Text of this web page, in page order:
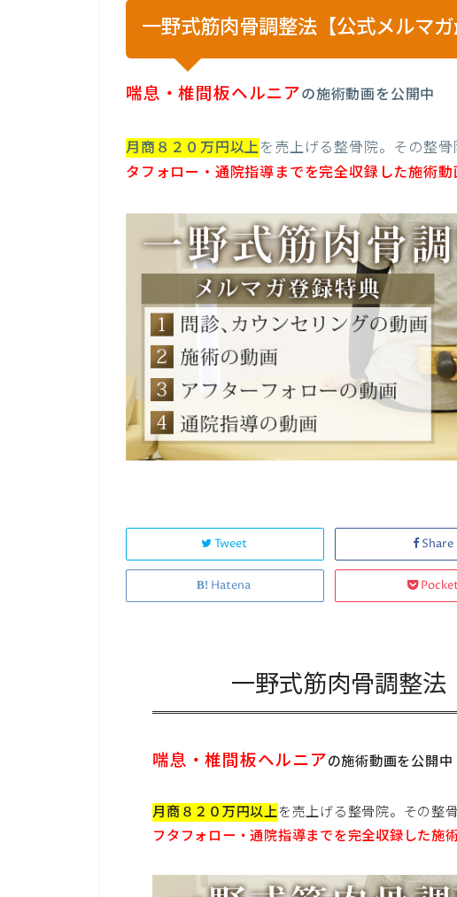
一野式筋肉骨調整法【公式メルマガ】
喘息・椎間板ヘルニアの施術動画を公開中
月商８２０万円以上を売上げる整骨院。その整
タフォロー・通院指導までを完全収録した施術
Tweet Share
Hatena
一野式筋肉骨調整法
喘息・椎間板ヘルニアの施術動画を公開中
月商８２０万円以上を売上げる整骨院。その整
フタフォロー・通院指導までを完全収録した施